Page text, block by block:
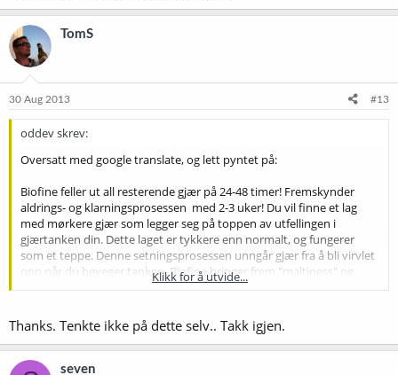
TomS
30 Aug 2013 #13
oddev skrev:
Oversatt med google translate, og lett pyntet på:
Biofine feller ut all resterende gjær på 24-48 timer! Fremskynder
aldrings- og klarningsprosessen med 2-3 uker! Du vil finne et lag
med mørkere gjær som legger seg på toppen av utfellingen i
gjærtanken din. Dette laget er tykkere enn normalt, og fungerer
som et teppe. Denne setningsprosessen unngår gjær fra å bli virvlet
opp når du beveger tanken. Biofine bringer frem "maltiness" og
fremhever estere produsert av gjær.
Klikk for å utvide...
Thanks. Tenkte ikke på dette selv.. Takk igjen.
seven